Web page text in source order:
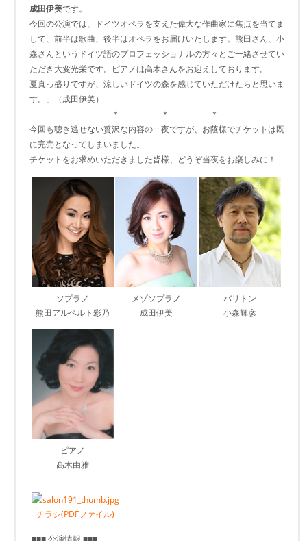
成田伊美です。
今回の公演では、ドイツオペラを支えた偉大な作曲家に焦点を当てま
して、前半は歌曲、後半はオペラをお届けいたします。熊田さん、小
森さんというドイツ語のプロフェッショナルの方々とご一緒させてい
ただき大変光栄です。ピアノは高木さんをお迎えしております。
夏真っ盛りですが、涼しいドイツの森を感じていただけたらと思いま
す。」（成田伊美）
＊ ＊ ＊
今回も聴き逃せない贅沢な内容の一夜ですが、お蔭様でチケットは既
に完売となってしまいました。
チケットをお求めいただきました皆様、どうぞ当夜をお楽しみに！
ソプラノ
熊田アルベルト彩乃
メゾソプラノ
成田伊美
バリトン
小森輝彦
ピアノ
髙木由雅
チラシ(PDFファイル)
■■■ 公演情報 ■■■